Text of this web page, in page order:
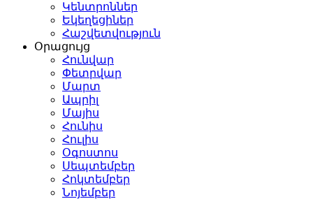
Կենտրոններ
Եկեղեցիներ
Հաշվետվություն
Օրացույց
Հունվար
Փետրվար
Մարտ
Ապրիլ
Մայիս
Հունիս
Հուլիս
Օգոստոս
Սեպտեմբեր
Հոկտեմբեր
Նոյեմբեր